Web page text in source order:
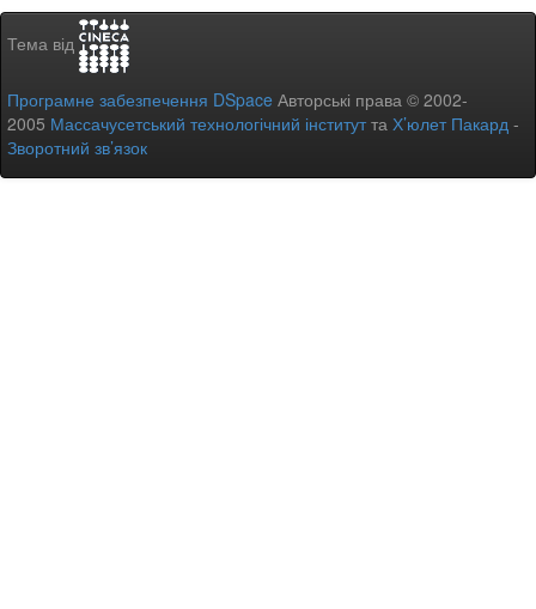
Тема від
Програмне забезпечення DSpace Авторські права © 2002-
2005 Массачусетський технологічний інститутта Х’юлет Пакард -
Зворотний зв’язок